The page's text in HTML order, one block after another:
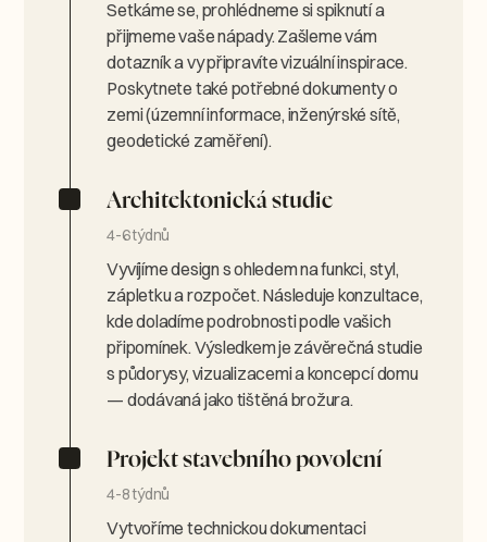
Setkáme se, prohlédneme si spiknutí a
přijmeme vaše nápady. Zašleme vám
dotazník a vy připravíte vizuální inspirace.
Poskytnete také potřebné dokumenty o
zemi (územní informace, inženýrské sítě,
geodetické zaměření).
Architektonická studie
4-6 týdnů
Vyvíjíme design s ohledem na funkci, styl,
zápletku a rozpočet. Následuje konzultace,
kde doladíme podrobnosti podle vašich
připomínek. Výsledkem je závěrečná studie
s půdorysy, vizualizacemi a koncepcí domu
— dodávaná jako tištěná brožura.
Projekt stavebního povolení
4-8 týdnů
Vytvoříme technickou dokumentaci